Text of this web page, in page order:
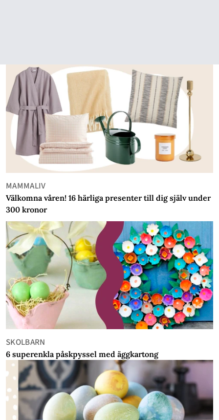
MAMMALIV
Välkomna våren! 16 härliga presenter till dig själv under
300 kronor
SKOLBARN
6 superenkla påskpyssel med äggkartong